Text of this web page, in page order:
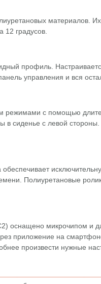
материалов.
12 градусов.
профиль.
управления и вся
режимами с помощью
сиденье с левой
Полиуретановые
оснащено микрочипом и
приложение на
произвести нужные